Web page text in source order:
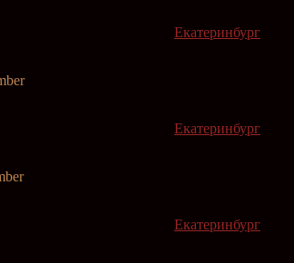
Екатеринбург
Екатеринбург
Екатеринбург